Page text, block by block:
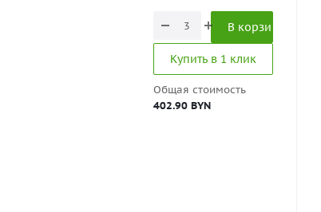
В корзину
Купить в 1 клик
Общая стоимость
402.90 BYN